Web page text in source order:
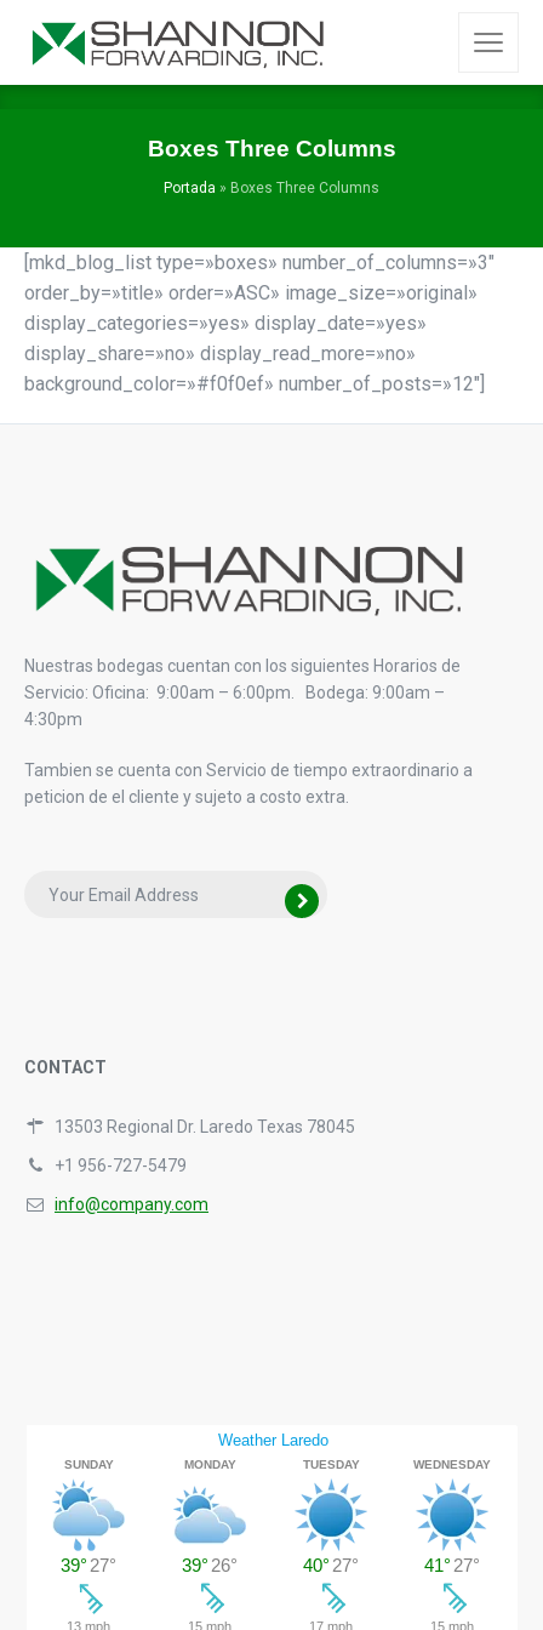
Boxes Three Columns
Portada » Boxes Three Columns
[mkd_blog_list type=»boxes» number_of_columns=»3″
order_by=»title» order=»ASC» image_size=»original»
display_categories=»yes» display_date=»yes»
display_share=»no» display_read_more=»no»
background_color=»#f0f0ef» number_of_posts=»12″]
Nuestras bodegas cuentan con los siguientes Horarios de
Servicio: Oficina: 9:00am – 6:00pm. Bodega: 9:00am –
4:30pm
Tambien se cuenta con Servicio de tiempo extraordinario a
peticion de el cliente y sujeto a costo extra.
CONTACT
13503 Regional Dr. Laredo Texas 78045
+1 956-727-5479
info@company.com